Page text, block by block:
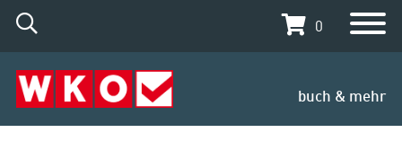
0
buch & mehr